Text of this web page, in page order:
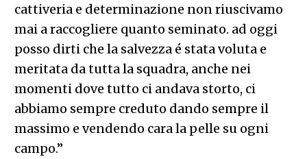
cattiveria e determinazione non riuscivamo
mai a raccogliere quanto seminato. ad oggi
posso dirti che la salvezza é stata voluta e
meritata da tutta la squadra, anche nei
momenti dove tutto ci andava storto, ci
abbiamo sempre creduto dando sempre il
massimo e vendendo cara la pelle su ogni
campo.”